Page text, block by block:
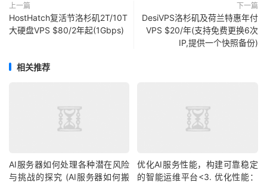
上一篇
HostHatch复活节洛杉矶2T/10T
大硬盘VPS $80/2年起(1Gbps)
下一篇
DesiVPS洛杉矶及荷兰特惠年付
VPS $20/年(支持免费更换6次
IP,提供一个快照备份)
相关推荐
AI服务器如何处理各种潜在风险
与挑战的探究 (AI服务器如何搬
优化AI服务性能，构建可靠稳定
的智能运维平台<3. 优化性能：